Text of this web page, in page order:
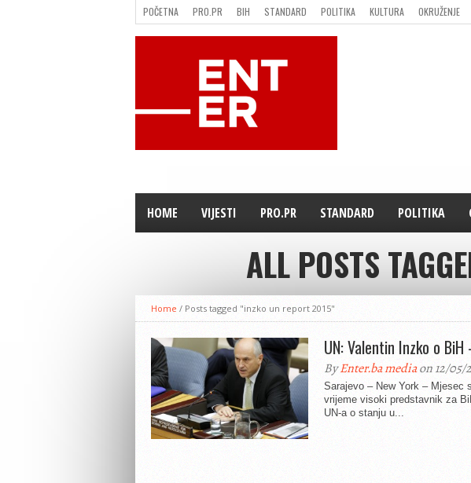
POČETNA PRO.PR BIH STANDARD POLITIKA KULTURA OKRUŽENJE
FILMING LOCATION IN BH
KONTAKT
HOME VIJESTI PRO.PR STANDARD POLITIKA
ALL POSTS
Home / Posts tagged "inzko un report 2015"
UN: Valentin Inzko o
ByEnter.ba mediaon 12/05/
Sarajevo – New York – Mjesec
vrijeme visoki predstavnik za
UN-a o stanju u...